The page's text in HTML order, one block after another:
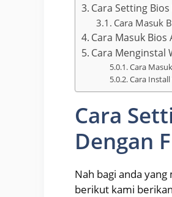
Cara Setting
Cara Masuk
Cara Masuk Bios
Cara Menginstal
Cara
Cara
Cara
Dengan
Nah bagi anda
berikut kami